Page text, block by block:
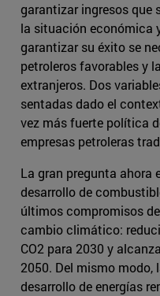
garantizar ingresos que
la situación económica
garantizar su éxito se
petroleros favorables y
extranjeros. Dos
sentadas dado el
vez más fuerte política
empresas petroleras
La gran pregunta ahora
desarrollo de
últimos compromisos
cambio climático:
CO2 para 2030 y
2050. Del mismo modo,
desarrollo de energías